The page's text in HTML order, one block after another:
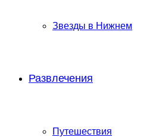
Звезды в Нижнем
Развлечения
Путешествия